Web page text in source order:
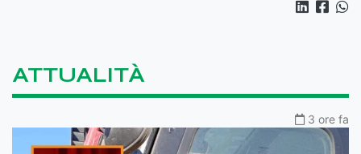
ATTUALITÀ
3 ore fa